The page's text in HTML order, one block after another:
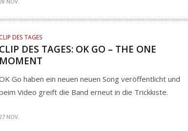
DES TAGES
DES TAGES: OK GO – THE ONE
Go haben ein neuen neuen Song veröffentlicht und
Video greift die Band erneut in die Trickkiste.
NOV.